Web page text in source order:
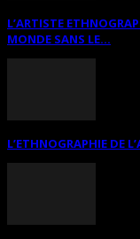
L’ARTISTE
MONDE SANS LE...
L’ETHNOGRAPHIE DE